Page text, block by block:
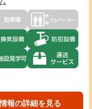
報の詳細を見る